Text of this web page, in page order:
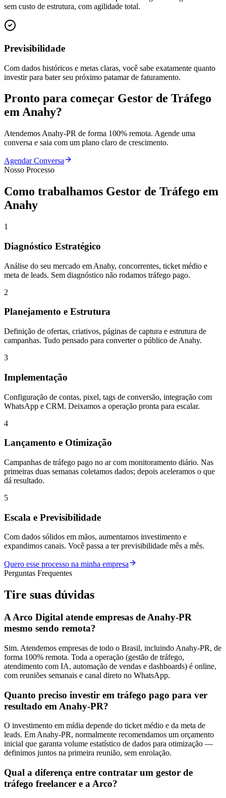
sem custo de estrutura, com agilidade total.
Previsibilidade
Com dados históricos e metas claras, você sabe exatamente quanto
investir para bater seu próximo patamar de faturamento.
Pronto para começar Gestor de Tráfego
emAnahy?
Atendemos Anahy-PR de forma 100% remota. Agende uma
conversa e saia com um plano claro de crescimento.
Agendar Conversa
Nosso Processo
Como trabalhamos Gestor de Tráfego em
Anahy
1
Diagnóstico Estratégico
Análise do seu mercado em Anahy, concorrentes, ticket médio e
meta de leads. Sem diagnóstico não rodamos tráfego pago.
2
Planejamento e Estrutura
Definição de ofertas, criativos, páginas de captura e estrutura de
campanhas. Tudo pensado para converter o público de Anahy.
3
Implementação
Configuração de contas, pixel, tags de conversão, integração com
WhatsApp e CRM. Deixamos a operação pronta para escalar.
4
Lançamento e Otimização
Campanhas de tráfego pago no ar com monitoramento diário. Nas
primeiras duas semanas coletamos dados; depois aceleramos o que
dá resultado.
5
Escala e Previsibilidade
Com dados sólidos em mãos, aumentamos investimento e
expandimos canais. Você passa a ter previsibilidade mês a mês.
Quero esse processo na minha empresa
Perguntas Frequentes
Tire suas dúvidas
A Arco Digital atende empresas de Anahy-PR
mesmo sendo remota?
Sim. Atendemos empresas de todo o Brasil, incluindo Anahy-PR, de
forma 100% remota. Toda a operação (gestão de tráfego,
atendimento com IA, automação de vendas e dashboards) é online,
com reuniões semanais e canal direto no WhatsApp.
Quanto preciso investir em tráfego pago para ver
resultado em Anahy-PR?
O investimento em mídia depende do ticket médio e da meta de
leads. Em Anahy-PR, normalmente recomendamos um orçamento
inicial que garanta volume estatístico de dados para otimização —
definimos juntos na primeira reunião, sem enrolação.
Qual a diferença entre contratar um gestor de
tráfego freelancer e a Arco?